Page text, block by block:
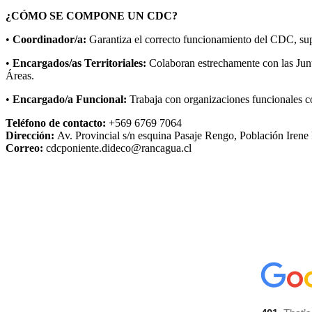
¿CÓMO SE COMPONE UN CDC?
• Coordinador/a: Garantiza el correcto funcionamiento del CDC,
• Encargados/as Territoriales: Colaboran estrechamente con las
Áreas.
• Encargado/a Funcional: Trabaja con organizaciones funcionales
Teléfono de contacto: +569 6769 7064
Dirección: Av. Provincial s/n esquina Pasaje Rengo, Población Irene
Correo: cdcponiente.dideco@rancagua.cl